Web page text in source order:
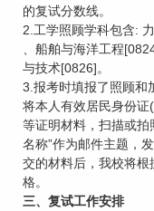
的复试分数线。
2.工学照顾学科包含:
、船舶与海洋工程
与技术[0826]。
3.报考时填报了照顾和
将本人有效居民身份
等证明材料，扫描或拍
名称”作为邮件主题，
交的材料后，我校将
格。
三、复试工作安排